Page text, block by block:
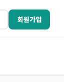
회원가입